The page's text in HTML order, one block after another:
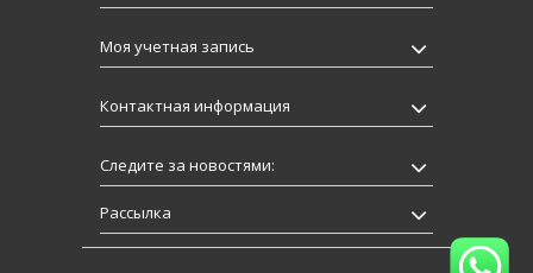
Моя учетная запись
Контактная информация
Следите за новостями:
Рассылка